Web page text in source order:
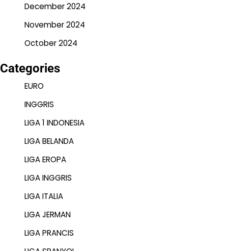
December 2024
November 2024
October 2024
Categories
EURO
INGGRIS
LIGA 1 INDONESIA
LIGA BELANDA
LIGA EROPA
LIGA INGGRIS
LIGA ITALIA
LIGA JERMAN
LIGA PRANCIS